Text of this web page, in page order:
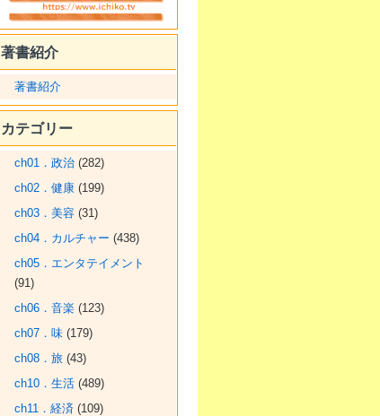
著書紹介
著書紹介
カテゴリー
ch01．政治(282)
ch02．健康(199)
ch03．美容(31)
ch04．カルチャー (438)
ch05．エンタテイメント
(91)
ch06．音楽(123)
ch07．味(179)
ch08．旅(43)
ch10．生活(489)
ch11．経済 (109)